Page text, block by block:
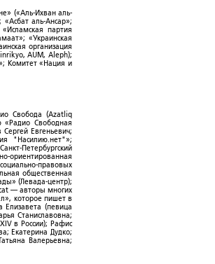
(«Аль-Ихван аль-
аль-Ансар»;
партия
«Украинская
организация
AUM, Aleph);
Комитет «Нация и
Свобода (Azatliq
«Радио Свободная
Евгеньевич;
"Насилию.нет"»;
Петербургский
ориентированная
правовых
общественная
(Левада-центр);
— авторы многих
которое пишет в
(певица
Станиславовна;
в России); Рафис
Екатерина Дудко;
Валерьевна;